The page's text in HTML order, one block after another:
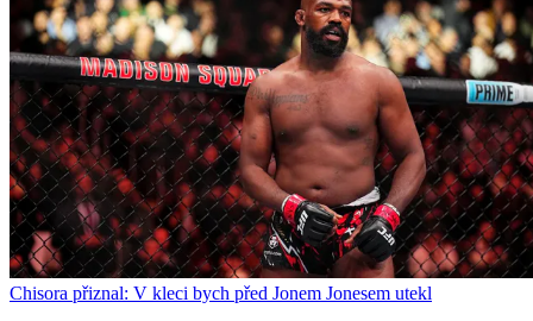
Chisora přiznal: V kleci bych před Jonem Jonesem utekl